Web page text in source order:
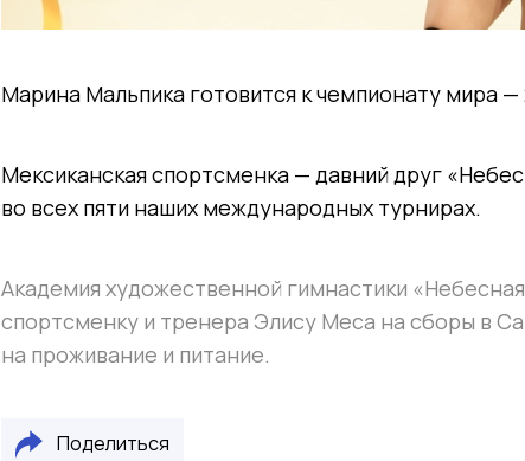
Марина Мальпика готовится к чемпионату мира
Мексиканская спортсменка — давний друг
во всех пяти наших международных турнирах.
Академия художественной гимнастики
спортсменку и тренера Элису Меса на сборы в
на проживание и питание.
Поделиться